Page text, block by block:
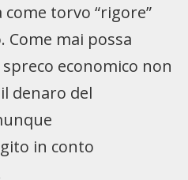
torvo “rigore”
Come mai possa
economico non
denaro del
in conto